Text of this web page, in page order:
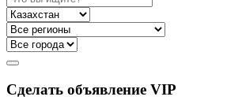
Сделать объявление VIP